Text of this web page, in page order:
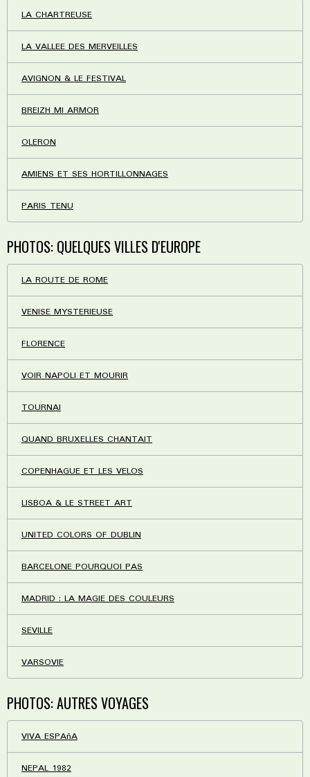
LA CHARTREUSE
LA VALLEE DES MERVEILLES
AVIGNON & LE FESTIVAL
BREIZH MI ARMOR
OLERON
AMIENS ET SES HORTILLONNAGES
PARIS TENU
PHOTOS: QUELQUES VILLES D'EUROPE
LA ROUTE DE ROME
VENISE MYSTERIEUSE
FLORENCE
VOIR NAPOLI ET MOURIR
TOURNAI
QUAND BRUXELLES CHANTAIT
COPENHAGUE ET LES VELOS
LISBOA & LE STREET ART
UNITED COLORS OF DUBLIN
BARCELONE POURQUOI PAS
MADRID : LA MAGIE DES COULEURS
SEVILLE
VARSOVIE
PHOTOS: AUTRES VOYAGES
VIVA ESPAñA
NEPAL 1982